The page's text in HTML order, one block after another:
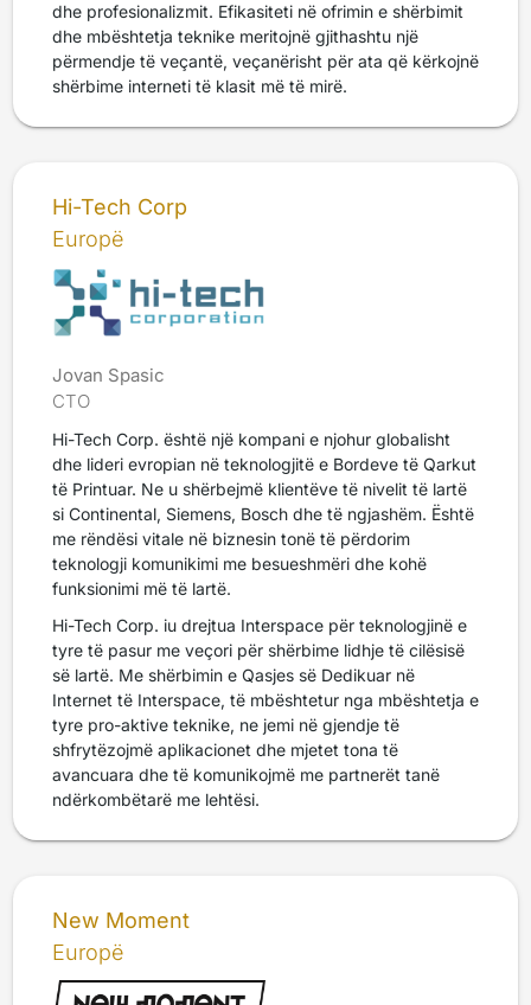
dhe profesionalizmit. Efikasiteti në ofrimin e shërbimit
dhe mbështetja teknike meritojnë gjithashtu një
përmendje të veçantë, veçanërisht për ata që kërkojnë
shërbime interneti të klasit më të mirë.
Hi-Tech Corp
Europë
Jovan Spasic
CTO
Hi-Tech Corp. është një kompani e njohur globalisht
dhe lideri evropian në teknologjitë e Bordeve të Qarkut
të Printuar. Ne u shërbejmë klientëve të nivelit të lartë
si Continental, Siemens, Bosch dhe të ngjashëm. Është
me rëndësi vitale në biznesin tonë të përdorim
teknologji komunikimi me besueshmëri dhe kohë
funksionimi më të lartë.
Hi-Tech Corp. iu drejtua Interspace për teknologjinë e
tyre të pasur me veçori për shërbime lidhje të cilësisë
së lartë. Me shërbimin e Qasjes së Dedikuar në
Internet të Interspace, të mbështetur nga mbështetja e
tyre pro-aktive teknike, ne jemi në gjendje të
shfrytëzojmë aplikacionet dhe mjetet tona të
avancuara dhe të komunikojmë me partnerët tanë
ndërkombëtarë me lehtësi.
New Moment
Europë